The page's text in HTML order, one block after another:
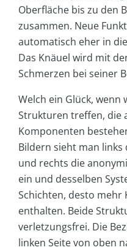
Oberfläche bis zu den
zusammen. Neue
automatisch eher in
Das Knäuel wird mit
Schmerzen bei seiner
Welch ein Glück, wenn
Strukturen treffen, die
Komponenten
Bildern sieht man
und rechts die
ein und desselben
Schichten, desto mehr
enthalten. Beide
verletzungsfrei. Die
linken Seite von oben